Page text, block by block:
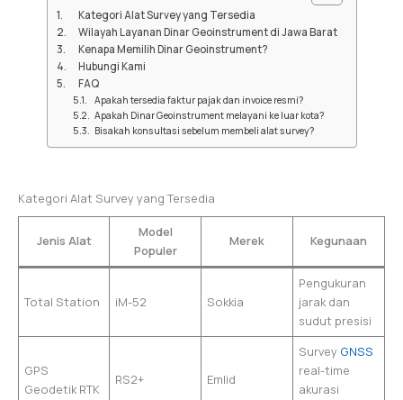
Kategori Alat Survey yang Tersedia
Wilayah Layanan Dinar Geoinstrument di Jawa Barat
Kenapa Memilih Dinar Geoinstrument?
Hubungi Kami
FAQ
Apakah tersedia faktur pajak dan invoice resmi?
Apakah Dinar Geoinstrument melayani ke luar kota?
Bisakah konsultasi sebelum membeli alat survey?
Kategori Alat Survey yang Tersedia
Jenis Alat
Model
Populer
Merek Kegunaan
Total Station iM-52 Sokkia
Pengukuran
jarak dan
sudut presisi
GPS
Geodetik RTK
RS2+ Emlid
Survey GNSS
real-time
akurasi